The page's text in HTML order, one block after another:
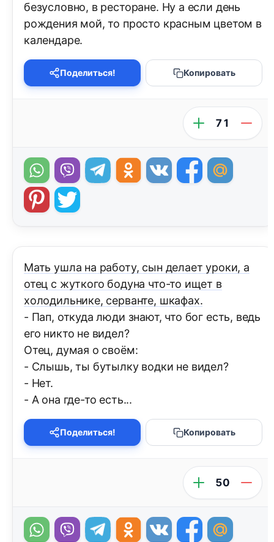
безусловно, в ресторане. Ну а если день
рождения мой, то просто красным цветом в
календаре.
Поделиться! Копировать
71
Мать ушла на работу, сын делает уроки, а
отец с жуткого бодуна что-то ищет в
холодильнике, серванте, шкафах.
- Пап, откуда люди знают, что бог есть, ведь
его никто не видел?
Отец, думая о своём:
- Слышь, ты бутылку водки не видел?
- Нет.
- А она где-то есть...
Поделиться! Копировать
50